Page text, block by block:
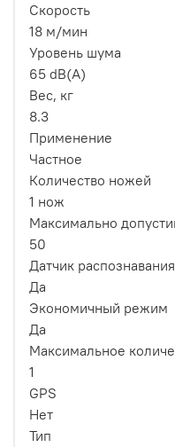
Скорость
18 м/мин
Уровень шума
65 dB(A)
Вес, кг
8.3
Применение
Частное
Количество ножей
1 нож
Максимально
50
Датчик
Да
Экономичный режим
Да
Максимальное
1
GPS
Нет
Тип